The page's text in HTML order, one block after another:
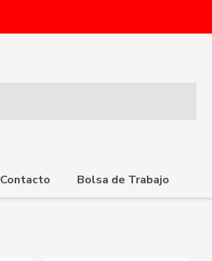
Contacto Bolsa de Trabajo